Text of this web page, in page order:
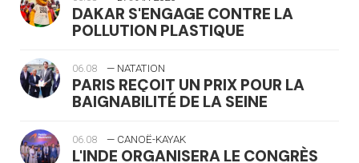
DAKAR S'ENGAGE CONTRE LA
POLLUTION PLASTIQUE
06.08 — NATATION
PARIS REÇOIT UN PRIX POUR LA
BAIGNABILITÉ DE LA SEINE
06.08 — CANOË-KAYAK
L'INDE ORGANISERA LE CONGRÈS